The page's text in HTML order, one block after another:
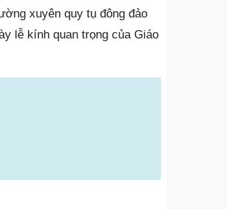
xuyên quy tụ đông đảo
lễ kính quan trọng của Giáo